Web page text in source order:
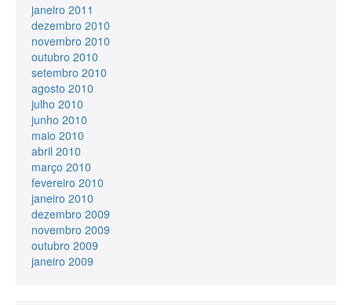
janeiro 2011
dezembro 2010
novembro 2010
outubro 2010
setembro 2010
agosto 2010
julho 2010
junho 2010
maio 2010
abril 2010
março 2010
fevereiro 2010
janeiro 2010
dezembro 2009
novembro 2009
outubro 2009
janeiro 2009